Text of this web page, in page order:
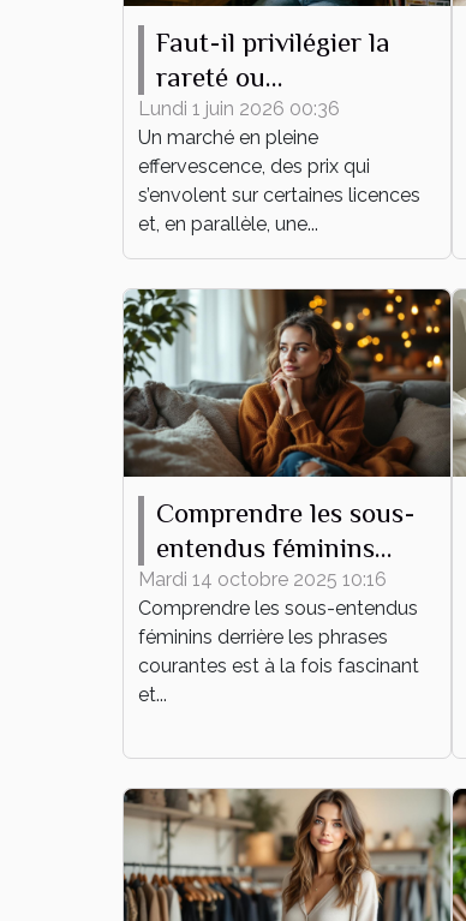
Faut-il privilégier la
rareté ou
l’attachement
émotionnel pour sa
collection de figurines
?
Lundi 1 juin 2026 00:36
Un marché en pleine
effervescence, des prix qui
s’envolent sur certaines licences
et, en parallèle, une...
Comprendre les sous-
entendus féminins
derrière les phrases
courantes
Mardi 14 octobre 2025 10:16
Comprendre les sous-entendus
féminins derrière les phrases
courantes est à la fois fascinant
et...